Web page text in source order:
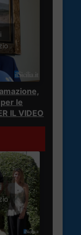
le
IL VIDEO